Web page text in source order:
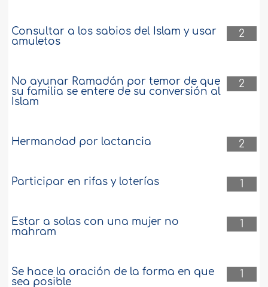
2
Consultar a los sabios del Islam y usar
amuletos
2
No ayunar Ramadán por temor de que
su familia se entere de su conversión al
Islam
2
Hermandad por lactancia
1
Participar en rifas y loterías
1
Estar a solas con una mujer no
mahram
1
Se hace la oración de la forma en que
sea posible